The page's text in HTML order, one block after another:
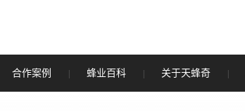
合作案例 蜂业百科 关于天蜂奇